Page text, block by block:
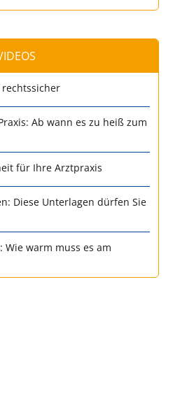
rechtssicher
Ab wann es zu heiß zum
für Ihre Arztpraxis
Diese Unterlagen dürfen Sie
warm muss es am